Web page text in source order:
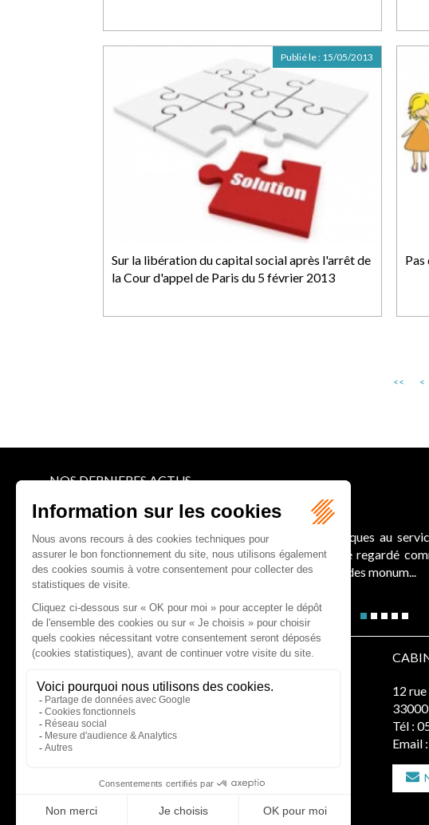
Sur la libération du capital social après l'arrêt de
la Cour d'appel de Paris du 5 février 2013
Publié le : 15/05/2013
<< <
NOS DERNIERES ACTUS
Le joug léger des monuments historiques
Pour une gestion patrimoniale des monuments historiques au
collectivités Le monument historique a longtemps été regardé
culture du Sénat a consacré, en juillet 2026, à la gestion des monum...
CABINET D'AVOCATS GAUCHER-PIOLA
20 avenue Galliéni - 33500 LIBOURNE
Tél :05 57 55 87 30 - Fax : 05 57 51 73 64
Email :gaucher-piola@gaucher-piola-avocat.fr
NOUS CONTACTER NOUS LOCALISER
12
Tél :
Email :